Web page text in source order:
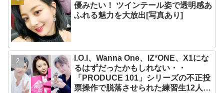
優みたい！ ツインテール姿で透明感あ
ふれる魅力を大放出[写真あり]
I.O.I、Wanna One、IZ*ONE、X1にな
るはずだったかもしれない・・
「PRODUCE 101」シリーズの不正投
票操作で脱落させられた練習生12人の